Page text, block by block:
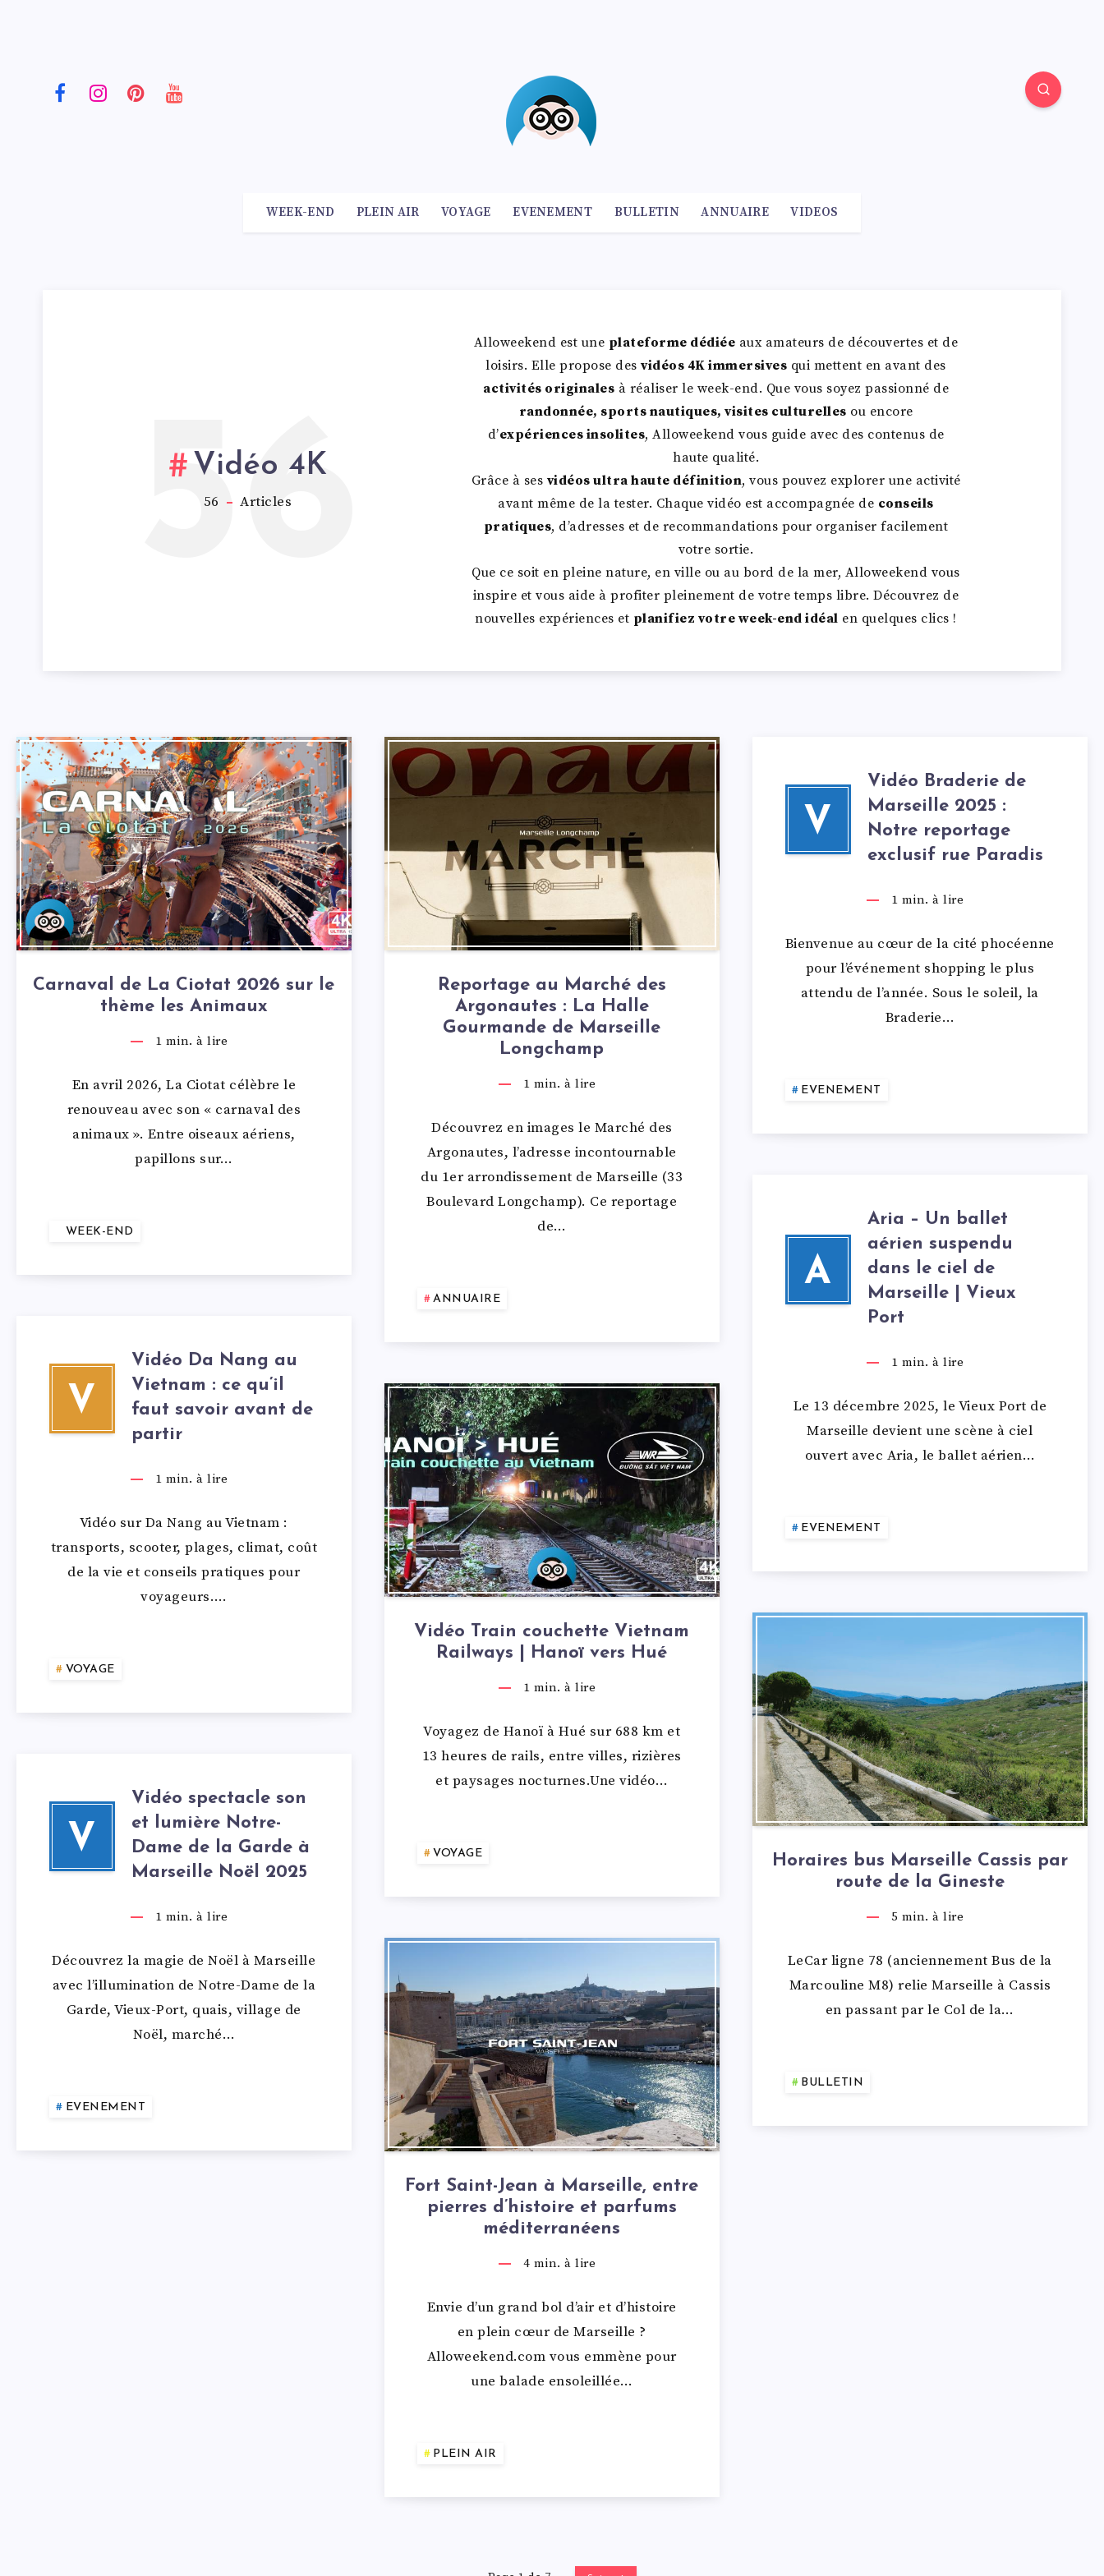
WEEK-END PLEIN AIR VOYAGE EVENEMENT BULLETIN ANNUAIRE VIDEOS
Vidéo 4K
56 Articles
56
Alloweekend est une plateforme dédiée aux amateurs de découvertes et de
loisirs. Elle propose desvidéos 4K immersives qui mettent en avant des
activités originales à réaliser le week-end. Que vous soyez passionné de
randonnée, sports nautiques, visites culturelles ou encore
d’expériences insolites, Alloweekend vous guide avec des contenus de
haute qualité.
Grâce à ses vidéos ultra haute définition, vous pouvez explorer une activité
avant même de la tester. Chaque vidéo est accompagnée de conseils
pratiques, d’adresses et de recommandations pour organiser facilement
votre sortie.
Que ce soit en pleine nature, en ville ou au bord de la mer, Alloweekend vous
inspire et vous aide à profiter pleinement de votre temps libre. Découvrez de
nouvelles expériences et planifiez votre week-end idéal en quelques clics !
Carnaval de La Ciotat 2026 sur le
thème les Animaux
1 min. à lire
En avril 2026, La Ciotat célèbre le
renouveau avec son « carnaval des
animaux ». Entre oiseaux aériens,
papillons sur…
WEEK-END
Reportage au Marché des
Argonautes : La Halle
Gourmande de Marseille
Longchamp
1 min. à lire
Découvrez en images le Marché des
Argonautes, l’adresse incontournable
du 1er arrondissement de Marseille (33
Boulevard Longchamp). Ce reportage
de…
ANNUAIRE
V
Vidéo Braderie de
Marseille 2025 :
Notre reportage
exclusif rue Paradis
1 min. à lire
Bienvenue au cœur de la cité phocéenne
pour l’événement shopping le plus
attendu de l’année. Sous le soleil, la
Braderie…
EVENEMENT
V
Vidéo Da Nang au
Vietnam : ce qu’il
faut savoir avant de
partir
1 min. à lire
Vidéo sur Da Nang au Vietnam :
transports, scooter, plages, climat, coût
de la vie et conseils pratiques pour
voyageurs….
VOYAGE
Vidéo Train couchette Vietnam
Railways | Hanoï vers Hué
1 min. à lire
Voyagez de Hanoï à Hué sur 688 km et
13 heures de rails, entre villes, rizières
et paysages nocturnes.Une vidéo…
VOYAGE
A
Aria – Un ballet
aérien suspendu
dans le ciel de
Marseille | Vieux
Port
1 min. à lire
Le 13 décembre 2025, le Vieux Port de
Marseille devient une scène à ciel
ouvert avec Aria, le ballet aérien…
EVENEMENT
V
Vidéo spectacle son
et lumière Notre-
Dame de la Garde à
Marseille Noël 2025
1 min. à lire
Découvrez la magie de Noël à Marseille
avec l’illumination de Notre-Dame de la
Garde, Vieux-Port, quais, village de
Noël, marché…
EVENEMENT
Fort Saint-Jean à Marseille, entre
pierres d’histoire et parfums
méditerranéens
4 min. à lire
Envie d’un grand bol d’air et d’histoire
en plein cœur de Marseille ?
Alloweekend.com vous emmène pour
une balade ensoleillée…
PLEIN AIR
Horaires bus Marseille Cassis par
route de la Gineste
5 min. à lire
LeCar ligne 78 (anciennement Bus de la
Marcouline M8) relie Marseille à Cassis
en passant par le Col de la…
BULLETIN